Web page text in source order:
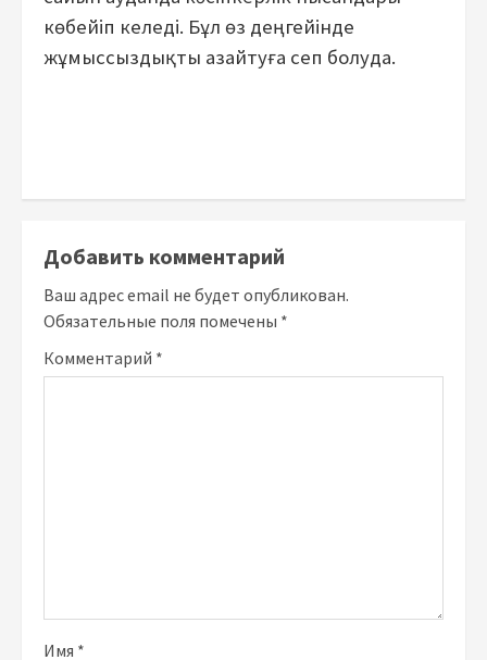
көбейіп келеді. Бұл өз деңгейінде
жұмыссыздықты азайтуға сеп болуда.
Добавить комментарий
Ваш адрес email не будет опубликован.
Обязательные поля помечены *
Комментарий *
Имя *